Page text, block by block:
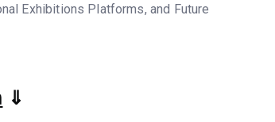
Exhibitions Platforms, and Future
⇓